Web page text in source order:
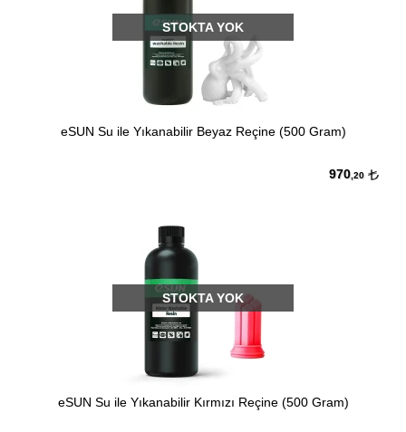
STOKTA YOK
eSUN Su ile Yıkanabilir Beyaz Reçine (500 Gram)
970 ,20
STOKTA YOK
eSUN Su ile Yıkanabilir Kırmızı Reçine (500 Gram)